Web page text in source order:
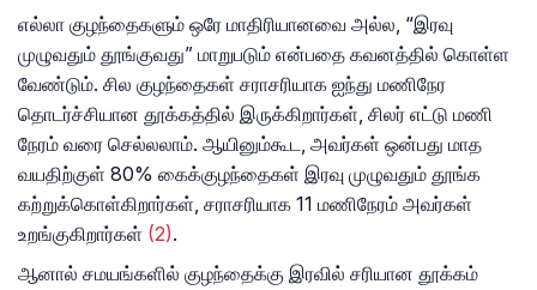
எல்லா குழந்தைகளும் ஒரே மாதிரியானவை அல்ல, “இரவு
முழுவதும் தூங்குவது” மாறுபடும் என்பதை கவனத்தில் கொள்ள
வேண்டும். சில குழந்தைகள் சராசரியாக ஐந்து மணிநேர
தொடர்ச்சியான தூக்கத்தில் இருக்கிறார்கள், சிலர் எட்டு மணி
நேரம் வரை செல்லலாம். ஆயினும்கூட, அவர்கள் ஒன்பது மாத
வயதிற்குள் 80% கைக்குழந்தைகள் இரவு முழுவதும் தூங்க
கற்றுக்கொள்கிறார்கள், சராசரியாக 11 மணிநேரம் அவர்கள்
உறங்குகிறார்கள் (2).
ஆனால் சமயங்களில் குழந்தைக்கு இரவில் சரியான தூக்கம்